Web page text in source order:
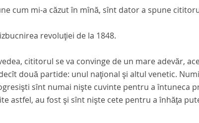
cum mi-a căzut în mînă, sînt dator a spune
revoluţiei de la 1848.
cititorul se va convinge de un mare adevăr,
două partide: unul naţional şi altul venetic.
sînt numai nişte cuvinte pentru a întuneca
astfel, au fost şi sînt nişte cete pentru a înhăţa